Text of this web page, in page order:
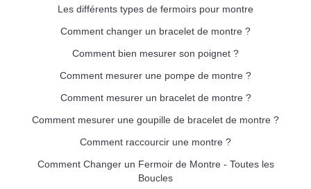
Les différents types de fermoirs pour montre
Comment changer un bracelet de montre ?
Comment bien mesurer son poignet ?
Comment mesurer une pompe de montre ?
Comment mesurer un bracelet de montre ?
Comment mesurer une goupille de bracelet de montre ?
Comment raccourcir une montre ?
Comment Changer un Fermoir de Montre - Toutes les
Boucles